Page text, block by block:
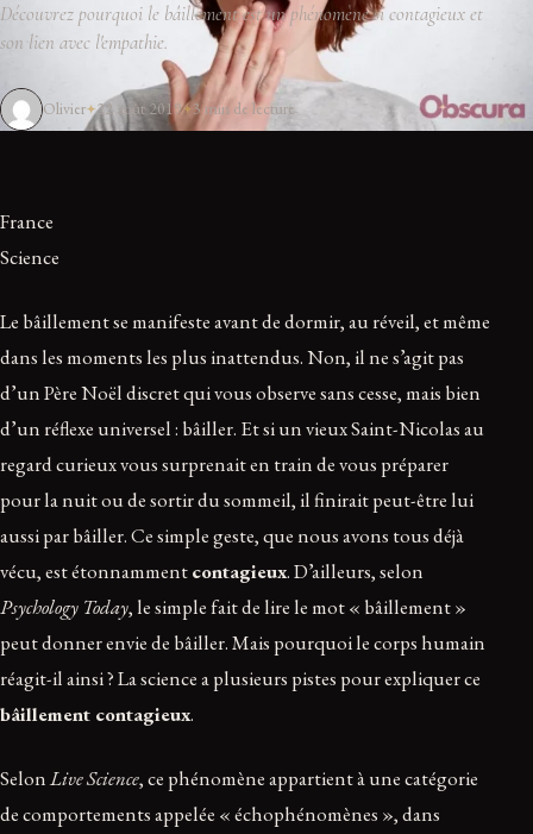
Découvrez pourquoi le bâillement est un phénomène si contagieux et
son lien avec l'empathie.
Olivier 22 août 2019 3 min de lecture
France
Science
Le bâillement se manifeste avant de dormir, au réveil, et même
dans les moments les plus inattendus. Non, il ne s’agit pas
d’un Père Noël discret qui vous observe sans cesse, mais bien
d’un réflexe universel : bâiller. Et si un vieux Saint-Nicolas au
regard curieux vous surprenait en train de vous préparer
pour la nuit ou de sortir du sommeil, il finirait peut-être lui
aussi par bâiller. Ce simple geste, que nous avons tous déjà
vécu, est étonnammentcontagieux. D’ailleurs, selon
Psychology Today, le simple fait de lire le mot « bâillement »
peut donner envie de bâiller. Mais pourquoi le corps humain
réagit-il ainsi ? La science a plusieurs pistes pour expliquer ce
bâillement contagieux.
SelonLive Science, ce phénomène appartient à une catégorie
de comportements appelée « échophénomènes », dans